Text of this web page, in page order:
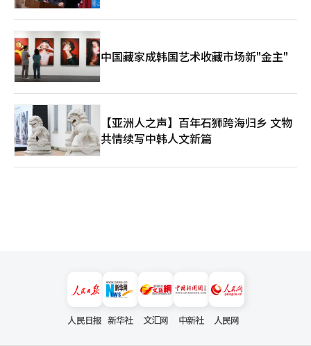
中国藏家成韩国艺术收藏市场新"金主"
【亚洲人之声】百年石狮跨海归乡 文物
共情续写中韩人文新篇
人民日报 新华社 文汇网 中新社 人民网